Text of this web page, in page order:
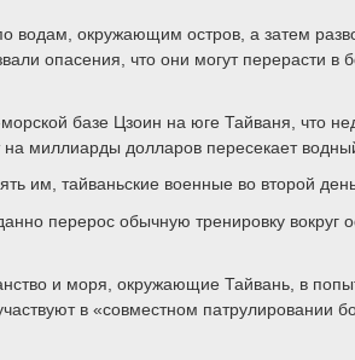
окружающим остров, а затем
опасения, что они могут перерасти
базе Цзоин на юге Тайваня, что
миллиарды долларов пересекает
им, тайваньские военные во второй
перерос обычную тренировку вокруг
и моря, окружающие Тайвань, в
в «совместном патрулировании